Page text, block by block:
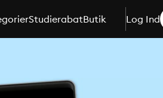
StudierabatButik Log Ind